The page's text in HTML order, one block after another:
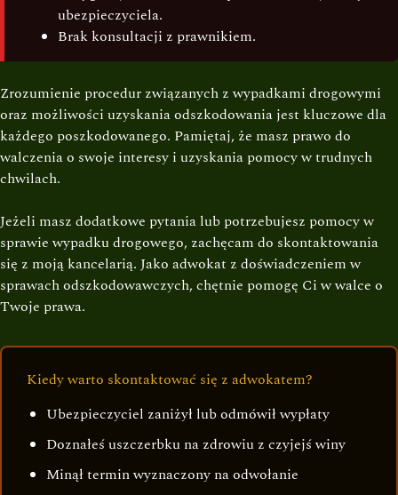
ubezpieczyciela.
Brak konsultacji z prawnikiem.
Zrozumienie procedur związanych z wypadkami drogowymi
oraz możliwości uzyskania odszkodowania jest kluczowe dla
każdego poszkodowanego. Pamiętaj, że masz prawo do
walczenia o swoje interesy i uzyskania pomocy w trudnych
chwilach.
Jeżeli masz dodatkowe pytania lub potrzebujesz pomocy w
sprawie wypadku drogowego, zachęcam do skontaktowania
się z moją kancelarią. Jako adwokat z doświadczeniem w
sprawach odszkodowawczych, chętnie pomogę Ci w walce o
Twoje prawa.
Kiedy warto skontaktować się z adwokatem?
Ubezpieczyciel zaniżył lub odmówił wypłaty
Doznałeś uszczerbku na zdrowiu z czyjejś winy
Minął termin wyznaczony na odwołanie